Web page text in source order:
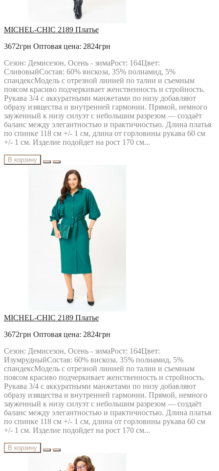
MICHEL-CHIC 2189 Платье
3672грн Оптовая цена: 2824грн
Сезон: Демисезон, Осень - зимаРост: 164Цвет:
СливовыйСостав: 60% вискоза, 35% полиамид, 5%
спандексМодель с отрезной линией по талии и съемным
поясом красиво подчеркивает женственность и стройность.
Рукава 3/4 с аккуратными манжетами по низу добавляют
образу изящества и внутренней гармонии. Прямой, немного
зауженный к низу силуэт с небольшим разрезом — создаёт
баланс между элегантностью и практичностью. Длина платья
по спинке 118 см +/- 1 см, длина от горловины рукава 60 см
+/- 1 см. Изделие подойдет на рост 170 см...
В корзину
MICHEL-CHIC 2189 Платье
3672грн Оптовая цена: 2824грн
Сезон: Демисезон, Осень - зимаРост: 164Цвет:
ИзумрудныйСостав: 60% вискоза, 35% полиамид, 5%
спандексМодель с отрезной линией по талии и съемным
поясом красиво подчеркивает женственность и стройность.
Рукава 3/4 с аккуратными манжетами по низу добавляют
образу изящества и внутренней гармонии. Прямой, немного
зауженный к низу силуэт с небольшим разрезом — создаёт
баланс между элегантностью и практичностью. Длина платья
по спинке 118 см +/- 1 см, длина от горловины рукава 60 см
+/- 1 см. Изделие подойдет на рост 170 см...
В корзину